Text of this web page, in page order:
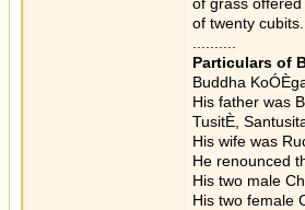
of twenty
Particulars of
Buddha
His father was
TusitÈ,
His wife was
He renounced
His two male
His two female